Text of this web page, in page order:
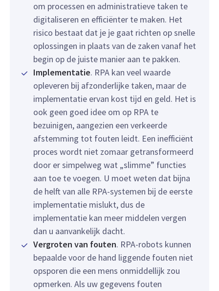
om processen en administratieve taken te
digitaliseren en efficiënter te maken. Het
risico bestaat dat je je gaat richten op snelle
oplossingen in plaats van de zaken vanaf het
begin op de juiste manier aan te pakken.
Implementatie. RPA kan veel waarde
opleveren bij afzonderlijke taken, maar de
implementatie ervan kost tijd en geld. Het is
ook geen goed idee om op RPA te
bezuinigen, aangezien een verkeerde
afstemming tot fouten leidt. Een inefficiënt
proces wordt niet zomaar getransformeerd
door er simpelweg wat „slimme” functies
aan toe te voegen. U moet weten dat bijna
de helft van alle RPA-systemen bij de eerste
implementatie mislukt, dus de
implementatie kan meer middelen vergen
dan u aanvankelijk dacht.
Vergroten van fouten. RPA-robots kunnen
bepaalde voor de hand liggende fouten niet
opsporen die een mens onmiddellijk zou
opmerken. Als uw gegevens fouten